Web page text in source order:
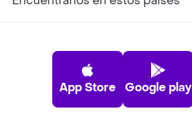
App Store Google play